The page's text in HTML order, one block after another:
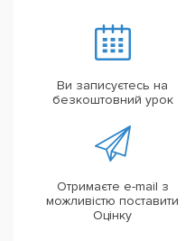
Ви записуєтесь на
безкоштовний урок
Отримаєте e-mail з
можливістю поставити
Оцінку